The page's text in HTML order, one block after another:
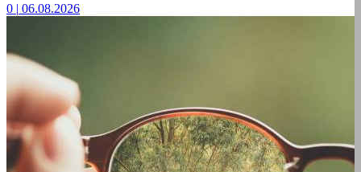
0 | 06.08.2026